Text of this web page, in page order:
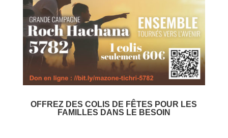
OFFREZ DES COLIS DE FÊTES POUR LES
FAMILLES DANS LE BESOIN